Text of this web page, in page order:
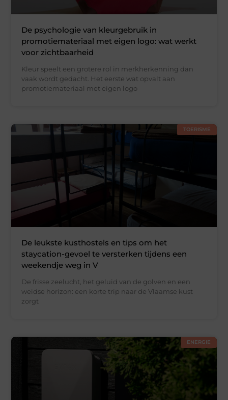
De psychologie van kleurgebruik in
promotiemateriaal met eigen logo: wat werkt
voor zichtbaarheid
Kleur speelt een grotere rol in merkherkenning dan
vaak wordt gedacht. Het eerste wat opvalt aan
promotiemateriaal met eigen logo
TOERISME
De leukste kusthostels en tips om het
staycation-gevoel te versterken tijdens een
weekendje weg in V
De frisse zeelucht, het geluid van de golven en een
weidse horizon: een korte trip naar de Vlaamse kust
zorgt
ENERGIE